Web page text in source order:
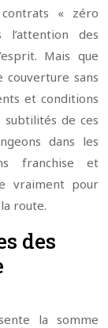
« zéro
des
Mais que
couverture sans
et conditions
de ces
dans les
franchise et
vraiment pour
route.
des
la somme